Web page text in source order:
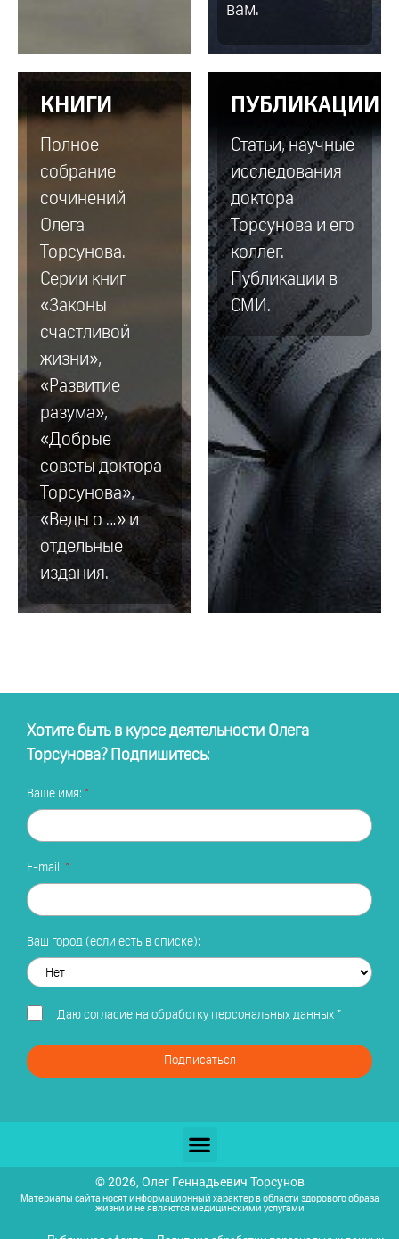
вам.
КНИГИ
Полное
собрание
сочинений
Олега
Торсунова.
Серии книг
«Законы
счастливой
жизни»,
«Развитие
разума»,
«Добрые
советы доктора
Торсунова»,
«Веды о …» и
отдельные
издания.
ПУБЛИКАЦИИ
Статьи, научные
исследования
доктора
Торсунова и его
коллег.
Публикации в
СМИ.
Хотите быть в курсе деятельности Олега
Торсунова? Подпишитесь:
Ваше имя:
E-mail:
Ваш город (если есть в списке):
Даю согласие на обработку персональных данных*
Подписаться
© 2026, Олег Геннадьевич Торсунов
Материалы сайта носят информационный характер в области здорового образа
жизни и не являются медицинскими услугами